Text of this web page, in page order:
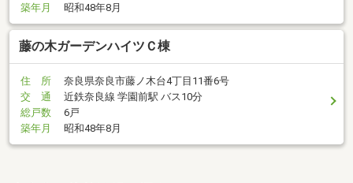
築年月
昭和48年8月
藤の木ガーデンハイツＣ棟
住 所
奈良県奈良市藤ノ木台4丁目11番6号
交 通
近鉄奈良線 学園前駅 バス10分
総戸数
6戸
築年月
昭和48年8月